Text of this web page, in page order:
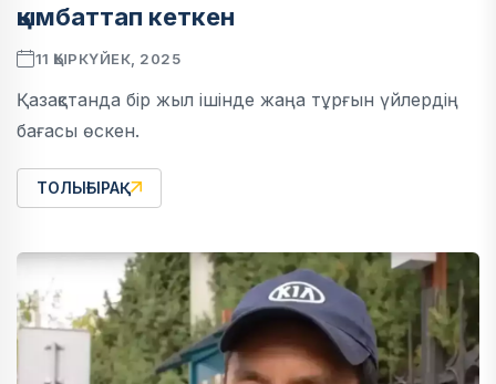
қымбаттап кеткен
11 ҚЫРКҮЙЕК, 2025
Қазақстанда бір жыл ішінде жаңа тұрғын үйлердің
бағасы өскен.
ТОЛЫҒЫРАҚ